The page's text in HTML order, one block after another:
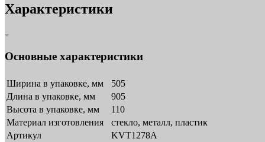
Характеристики
Основные характеристики
Ширина в упаковке, мм
505
Длина в упаковке, мм
905
Высота в упаковке, мм
110
Материал изготовления
стекло, металл, пластик
Артикул
KVT1278A